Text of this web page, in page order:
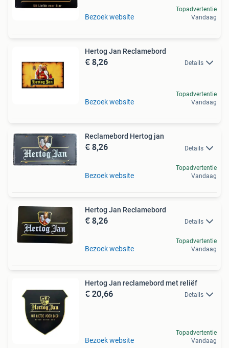
Bezoek website
Topadvertentie
Vandaag
Hertog Jan Reclamebord
€ 8,26 Details
Bezoek website
Topadvertentie
Vandaag
Reclamebord Hertog jan
€ 8,26 Details
Bezoek website
Topadvertentie
Vandaag
Hertog Jan Reclamebord
€ 8,26 Details
Bezoek website
Topadvertentie
Vandaag
Hertog Jan reclamebord met reliëf
€ 20,66 Details
Bezoek website
Topadvertentie
Vandaag